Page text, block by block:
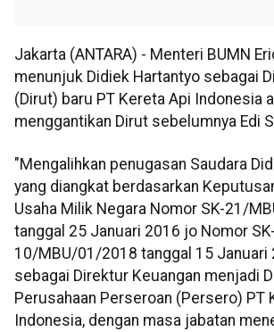
Jakarta (ANTARA) - Menteri BUMN
menunjuk Didiek Hartantyo sebagai
(Dirut) baru PT Kereta Api Indonesia
menggantikan Dirut sebelumnya Edi
"Mengalihkan penugasan Saudara
yang diangkat berdasarkan
Usaha Milik Negara Nomor SK-21/
tanggal 25 Januari 2016 jo Nomor SK-
10/MBU/01/2018 tanggal 15 Januari
sebagai Direktur Keuangan menjadi
Perusahaan Perseroan (Persero) PT
Indonesia, dengan masa jabatan